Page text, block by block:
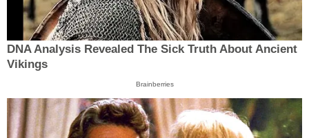
DNA Analysis Revealed The Sick Truth About Ancient
Vikings
Brainberries